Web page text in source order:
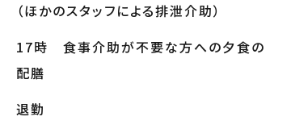
（ほかのスタッフによる排泄介助）
17時 食事介助が不要な方への夕食の
配膳
退勤